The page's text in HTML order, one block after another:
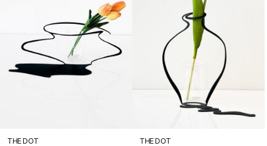
THE DOT
THE DOT